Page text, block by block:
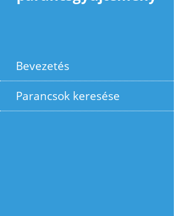
Bevezetés
Parancsok keresése